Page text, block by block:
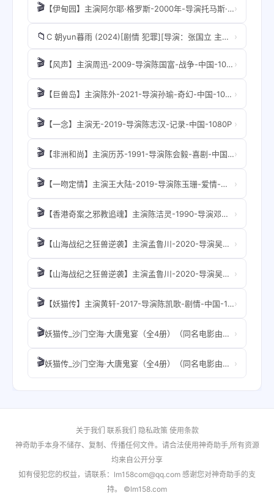
🎬 【伊甸园】主演阿尔耶·格罗斯-2000年-导演托马斯·伯祖查-剧情-美国-1080P›
📁 C 朝yun暮雨 (2024)[剧情 犯罪][导演：张国立 主演：范伟 周冬雨 宋佳] ›
🎬 【风声】主演周迅-2009-导演陈国富-战争-中国-1080P ›
🎬 【巨兽岛】主演陈外-2021-导演孙瑜-奇幻-中国-1080P ›
🎬 【一念】主演无-2019-导演陈志汉-记录-中国-1080P ›
🎬 【非洲和尚】主演历苏-1991-导演陈会毅-喜剧-中国-1080P›
🎬 【一吻定情】主演王大陆-2019-导演陈玉珊-爱情-中国- 4K ›
🎬 【香港奇案之邪教追魂】主演陈洁灵-1990-导演邓衍成-犯罪-中国-1080P ›
🎬 【山海战纪之狂兽逆袭】主演孟鲁川-2020-导演吴桐-奇幻-中国-1080P ›
🎬 【山海战纪之狂兽逆袭】主演孟鲁川-2020-导演吴桐-奇幻-中国-1080P ›
🎬 【妖猫传】主演黄轩-2017-导演陈凯歌-剧情-中国-1080P›
🎬 妖猫传_沙门空海·大唐鬼宴（全4册）（同名电影由陈凯歌导演，黄轩、张雨绮等中日明星联合主演。12月22日奇幻上映！） - 梦枕貘.opf ›
🎬 妖猫传_沙门空海·大唐鬼宴（全4册）（同名电影由陈凯歌导演，黄轩、张雨绮等中日明星联合主演。12月22日奇幻上映！） - 梦枕貘.mobi ›
关于我们 联系我们 隐私政策 使用条款
神奇助手本身不储存、复制、传播任何文件。请合法使用神奇助手,所有资源
均来自公开分享
如有侵犯您的权益，请联系：lm158com@qq.com 感谢您对神奇助手的支
持。 ©lm158.com